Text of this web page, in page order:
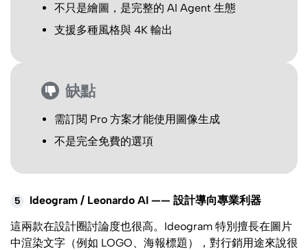
不只是繪圖，是完整的 AI Agent 生態
支援多種風格與 4K 輸出
缺點
需訂閱 Pro 方案才能使用圖像生成
不是完全免費的選項
5
Ideogram / Leonardo AI —— 設計導向專業利器
這兩款在設計圈討論度也很高。Ideogram 特別擅長在圖片
中渲染文字（例如 LOGO、海報標題），對行銷用途來說很